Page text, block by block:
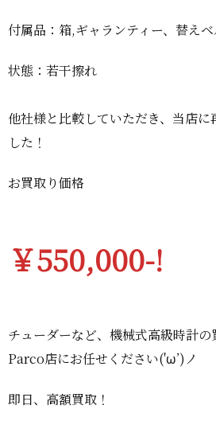
付属品：箱,ギャランティー、替えベ
状態：若干擦れ
他社様と比較していただき、当店
した！
お買取り価格
￥550,000-!
チューダーなど、機械式高級時計
Parco店にお任せください('ω’)ノ
即日、高額買取！